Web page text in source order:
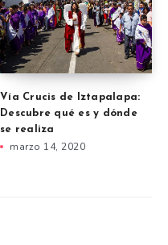
Vía Crucis de Iztapalapa:
Descubre qué es y dónde
se realiza
marzo 14, 2020